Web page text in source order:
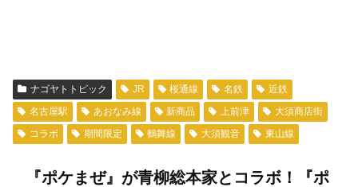
ナゴヤトトピック JR 桜通線 名鉄
近鉄
名古屋駅
あおなみ線 新商品 上前津
大須商店街
コラボ
期間限定 鶴舞線 大須観音 東山線
『ポケまぜ』が青柳総本家とコラボ！『ポ